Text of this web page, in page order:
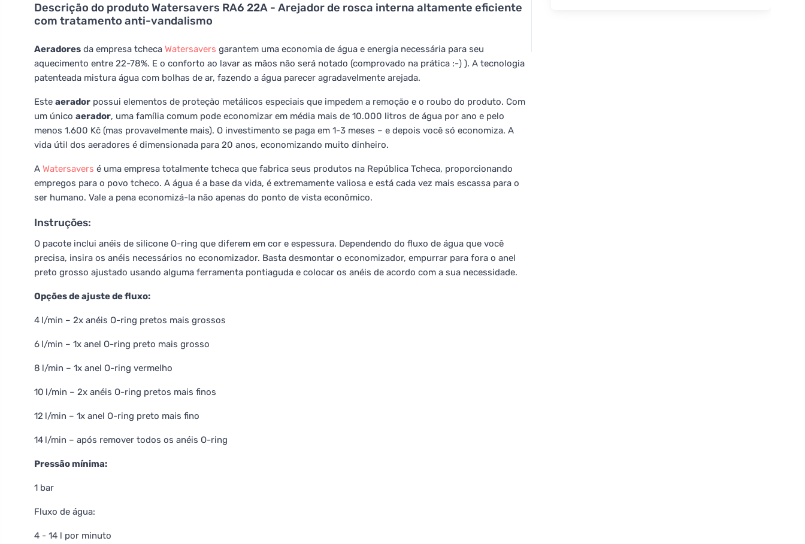
Descrição do produto Watersavers RA6 22A - Arejador de rosca interna altamente eficiente
com tratamento anti-vandalismo
Aeradores da empresa tcheca Watersavers garantem uma economia de água e energia necessária para seu
aquecimento entre 22-78%. E o conforto ao lavar as mãos não será notado (comprovado na prática :-) ). A tecnologia
patenteada mistura água com bolhas de ar, fazendo a água parecer agradavelmente arejada.
Este aerador possui elementos de proteção metálicos especiais que impedem a remoção e o roubo do produto. Com
um único aerador, uma família comum pode economizar em média mais de 10.000 litros de água por ano e pelo
menos 1.600 Kč (mas provavelmente mais). O investimento se paga em 1-3 meses – e depois você só economiza. A
vida útil dos aeradores é dimensionada para 20 anos, economizando muito dinheiro.
A Watersavers é uma empresa totalmente tcheca que fabrica seus produtos na República Tcheca, proporcionando
empregos para o povo tcheco. A água é a base da vida, é extremamente valiosa e está cada vez mais escassa para o
ser humano. Vale a pena economizá-la não apenas do ponto de vista econômico.
Instruções:
O pacote inclui anéis de silicone O-ring que diferem em cor e espessura. Dependendo do fluxo de água que você
precisa, insira os anéis necessários no economizador. Basta desmontar o economizador, empurrar para fora o anel
preto grosso ajustado usando alguma ferramenta pontiaguda e colocar os anéis de acordo com a sua necessidade.
Opções de ajuste de fluxo:
4 l/min – 2x anéis O-ring pretos mais grossos
6 l/min – 1x anel O-ring preto mais grosso
8 l/min – 1x anel O-ring vermelho
10 l/min – 2x anéis O-ring pretos mais finos
12 l/min – 1x anel O-ring preto mais fino
14 l/min – após remover todos os anéis O-ring
Pressão mínima:
1 bar
Fluxo de água:
4 - 14 l por minuto